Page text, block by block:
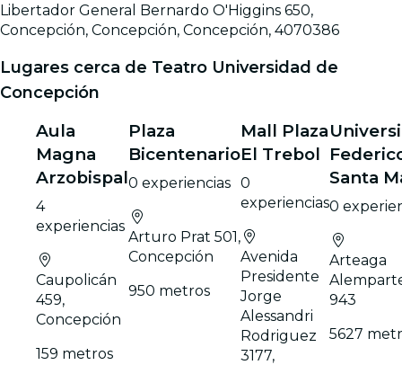
Libertador General Bernardo O'Higgins 650,
Concepción, Concepción, Concepción, 4070386
Lugares cerca de Teatro Universidad de
Concepción
Aula
Magna
Arzobispal
4
experiencias
Caupolicán
459,
Concepción
159 metros
Plaza
Bicentenario
0 experiencias
Arturo Prat 501,
Concepción
950 metros
Mall Plaza
El Trebol
0
experiencias
Avenida
Presidente
Jorge
Alessandri
Rodriguez
3177,
Santa
0
Arteaga
943
5627